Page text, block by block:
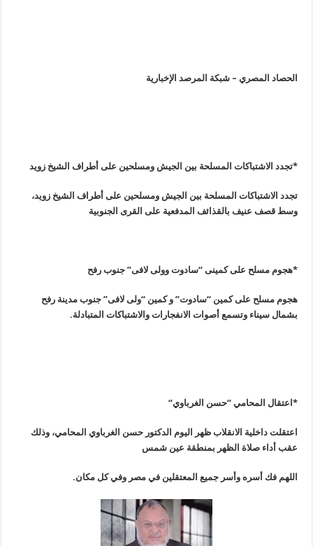
الحصاد المصري – شبكة المرصد الإخبارية
*تجدد الاشتباكات المسلحة بين الجيش ومسلحين على أطراف الشيخ زويد
تجدد الاشتباكات المسلحة بين الجيش ومسلحين على أطراف الشيخ زويد،
وسط قصف عنيف بالقذائف المدفعية على القرى الجنوبية
*هجوم مسلح على كمينى “سادوت وولى لافى” جنوب رفح
هجوم مسلح على كمين “سادوت” و كمين “ولى لافى” جنوب مدينة رفح
ب‏شمال سيناء وتسمع أصوات الانفجارات والاشتباكات المتبادلة.
*اعتقال المحامي “حسن الغرباوي“
اعتقلت داخلية الانقلاب ظهر اليوم الدكتور حسن الغرباوي المحامي، وذلك
عقب أداء صلاة الظهر بمنطقة عين شمس
اللهم فك أسره وأسر جميع المعتقلين في مصر وفي كل مكان.